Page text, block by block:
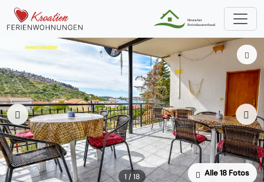
1 / 18 Alle 18 Fotos